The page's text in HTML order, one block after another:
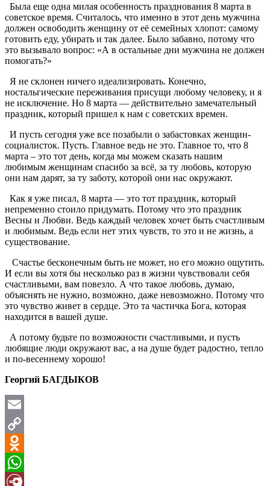
Была еще одна милая особенность празднования 8 марта в
советское время. Считалось, что именно в этот день мужчина
должен освободить женщину от её семейных хлопот: самому
готовить еду, убирать и так далее. Было забавно, потому что
это вызывало вопрос: «А в остальные дни мужчина не должен
помогать?»
Я не склонен ничего идеализировать. Конечно,
ностальгические переживания присущи любому человеку, и я
не исключение. Но 8 марта — действительно замечательный
праздник, который пришел к нам с советских времен.
И пусть сегодня уже все позабыли о забастовках женщин-
социалисток. Пусть. Главное ведь не это. Главное то, что 8
марта – это тот день, когда мы можем сказать нашим
любимым женщинам спасибо за всё, за ту любовь, которую
они нам дарят, за ту заботу, которой они нас окружают.
Как я уже писал, 8 марта — это тот праздник, который
непременно стоило придумать. Потому что это праздник
Весны и Любви. Ведь каждый человек хочет быть счастливым
и любимым. Ведь если нет этих чувств, то это и не жизнь, а
существование.
Счастье бесконечным быть не может, но его можно ощутить.
И если вы хотя бы несколько раз в жизни чувствовали себя
счастливыми, вам повезло. А что такое любовь, думаю,
объяснять не нужно, возможно, даже невозможно. Потому что
это чувство живет в сердце. Это та частичка Бога, которая
находится в вашей душе.
А потому будьте по возможности счастливыми, и пусть
любящие люди окружают вас, а на душе будет радостно, тепло
и по-весеннему хорошо!
Георгий БАГДЫКОВ
Email
Copy
Link
Odnoklassniki
WhatsApp